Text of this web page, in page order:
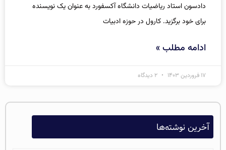
دادسون استاد ریاضیات دانشگاه آکسفورد به عنوان یک نویسنده
برای خود برگزید. کارول در حوزه ادبیات
ادامه مطلب »
۱۷ فروردین ۱۴۰۳
آخرین نوشته‌ها